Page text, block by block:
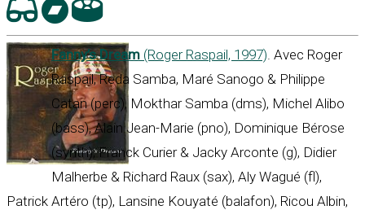
Fanny’s Dream (Roger Raspail, 1997). Avec Roger
Raspail, Reda Samba, Maré Sanogo & Philippe
Catan (perc), Mokthar Samba (dms), Michel Alibo
(bass), Alain Jean-Marie (pno), Dominique Bérose
(synth), Franck Curier & Jacky Arconte (g), Didier
Malherbe & Richard Raux (sax), Aly Wagué (fl),
Patrick Artéro (tp), Lansine Kouyaté (balafon), Ricou Albin,